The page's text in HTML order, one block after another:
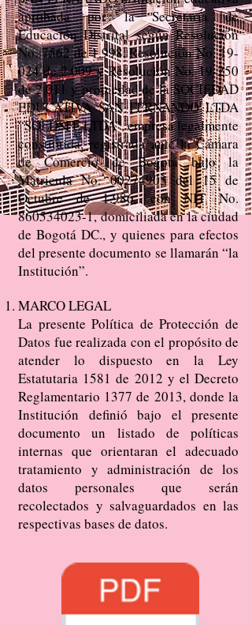
aprobada por la Secretaría de
Educación Distrital según Resolución
No. 7562 de 1.998, Resolución No. 19-
024 de 2.009 y Resolución No. 19-250
de 2.011 y propiedad de la SOCIEDAD
EDUCATIVA SAN FERNANDO LTDA
“SOEDSFE LTDA”, empresa legalmente
constituida, registrada ante la Cámara
de Comercio de Bogotá bajo la
Matricula No.00274903del 15 de
Octubre de 1.986, con NIT No.
860534023-1, domiciliada en la ciudad
de Bogotá DC., y quienes para efectos
del presente documento se llamarán “la
Institución”.
MARCO LEGAL
La presente Política de Protección de
Datos fue realizada con el propósito de
atender lo dispuesto en la Ley
Estatutaria 1581 de 2012 y el Decreto
Reglamentario 1377 de 2013, donde la
Institución definió bajo el presente
documento un listado de políticas
internas que orientaran el adecuado
tratamiento y administración de los
datos personales que serán
recolectados y salvaguardados en las
respectivas bases de datos.